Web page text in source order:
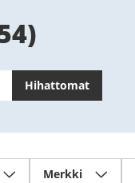
)
Hihattomat
Merkki